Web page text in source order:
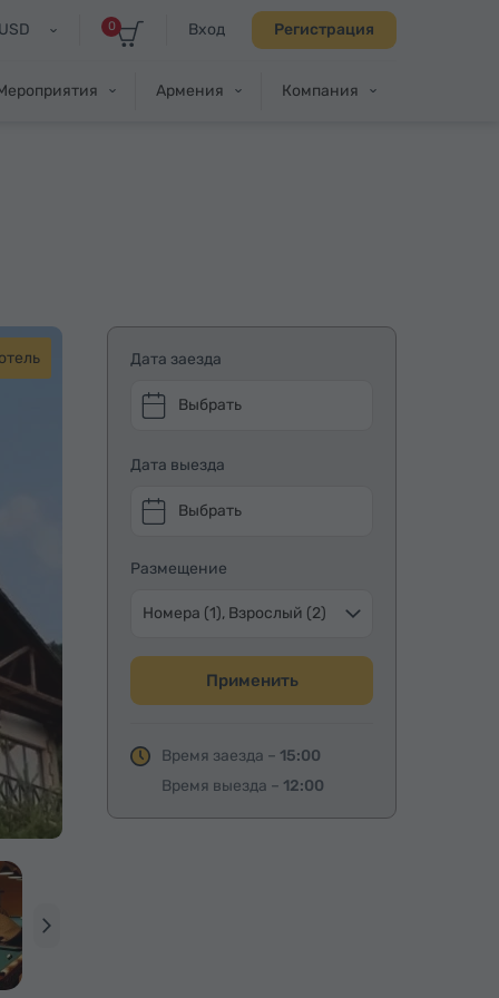
Вход Регистрация
0
Армения Компания
Дата заезда
Выбрать
Дата выезда
Выбрать
Размещение
Номера (1), Взрослый (2)
Применить
Время заезда – 15:00
Время выезда – 12:00